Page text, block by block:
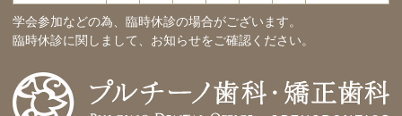
学会参加などの為、臨時休診の場合がございます。
臨時休診に関しまして、お知らせをご確認ください。